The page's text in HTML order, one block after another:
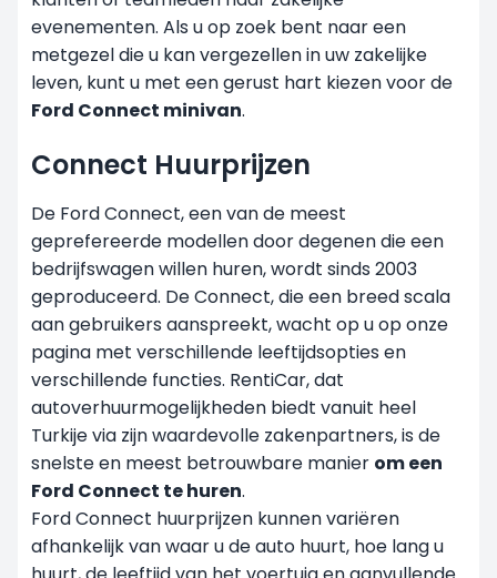
evenementen. Als u op zoek bent naar een
metgezel die u kan vergezellen in uw zakelijke
leven, kunt u met een gerust hart kiezen voor de
Ford Connect minivan.
Connect Huurprijzen
De Ford Connect, een van de meest
geprefereerde modellen door degenen dieeen
bedrijfswagen willen huren, wordt sinds 2003
geproduceerd. De Connect, die een breed scala
aan gebruikers aanspreekt, wacht op u op onze
pagina met verschillende leeftijdsopties en
verschillende functies. RentiCar, dat
autoverhuurmogelijkheden biedt vanuit heel
Turkije via zijn waardevolle zakenpartners, is de
snelste en meest betrouwbare manier om een
Ford Connect te huren.
Ford Connect huurprijzen kunnen variëren
afhankelijk van waar u de auto huurt, hoe lang u